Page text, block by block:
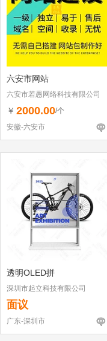
六安市网站
六安市若愚网络科技有限公司
￥ 2000.00/个
安徽-六安市
透明OLED拼
深圳市起立科技有限公司
面议
广东-深圳市